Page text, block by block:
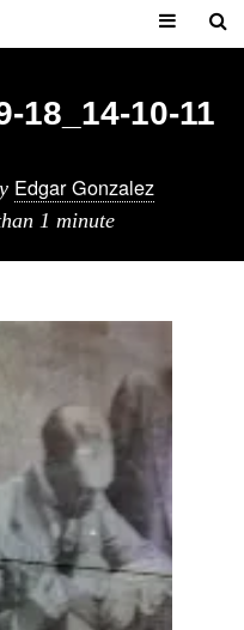
18_14-10-11
Edgar Gonzalez
1 minute